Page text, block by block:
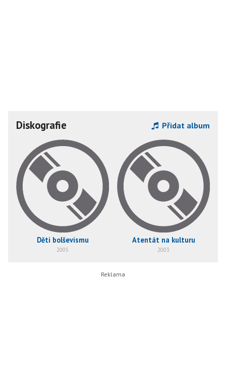
Diskografie Přidat album
Děti bolševismu
2005
Atentát na kulturu
2003